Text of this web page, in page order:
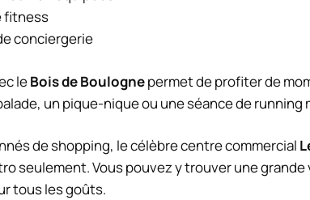
fitness
conciergerie
leBois de Boulognepermet de profiter de
un pique-nique ou une séance de running
de shopping, le célèbre centre commercial
seulement. Vous pouvez y trouver une
tous les goûts.